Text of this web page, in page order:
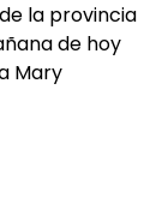
la provincia
de hoy
Mary